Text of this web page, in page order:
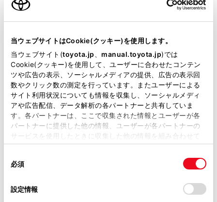
当ウェブサイトはCookie(クッキー)を使用します。
当ウェブサイト(toyota.jp manual.toyota.jp)では
Cookie(クッキー)を使用して、ユーザーに合わせたコンテン
ツや広告の表示、ソーシャルメディアの提供、広告の表示回
数やクリック数の測定を行っています。またユーザーによる
サイト利用状況についても情報を収集し、ソーシャルメディ
アや広告配信、データ解析の各パートナーと共有していま
す。各パートナーは、ここで収集された情報とユーザーが各
パートナーに提供した他の情報、ユーザーが各パートナーの
サービスを使用したときに収集した他の情報を組み合わせて
使用することがあります。当ウェブサイトの使用を続行する
デバイスにすべてのCookie(クッキー)が保存されることに同
意したことになります。Cookie(クッキー)のオプトアウト、
必須
設定情報
スタッドレスタイヤとは異なり、チェー
ンは「駆動輪」に装着します。製品によ
って取り付け方が違うので、事前に練習
しておきましょう。なお、チェーン装着
時の走行速度は安全性や耐久性の面か
ら、金属チェーンは30km/h以下、非金
運転を心がけましょう。